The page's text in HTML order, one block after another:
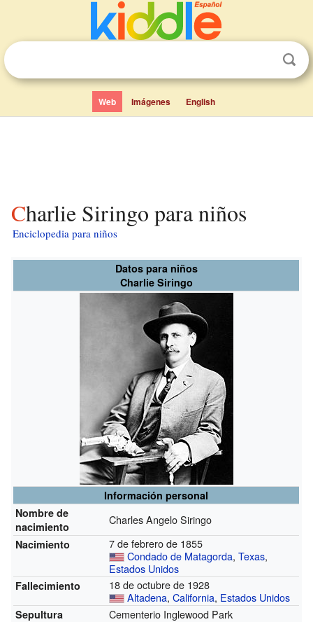
Web Imágenes English
Charlie Siringo para niños
Enciclopedia para niños
Datos para niños
Charlie Siringo
Información personal
Nombre de
nacimiento
Charles Angelo Siringo
Nacimiento
7 de febrero de 1855
Condado de Matagorda,Texas,
Estados Unidos
Fallecimiento
18 de octubre de 1928
Altadena,California, Estados Unidos
Sepultura Cementerio Inglewood Park